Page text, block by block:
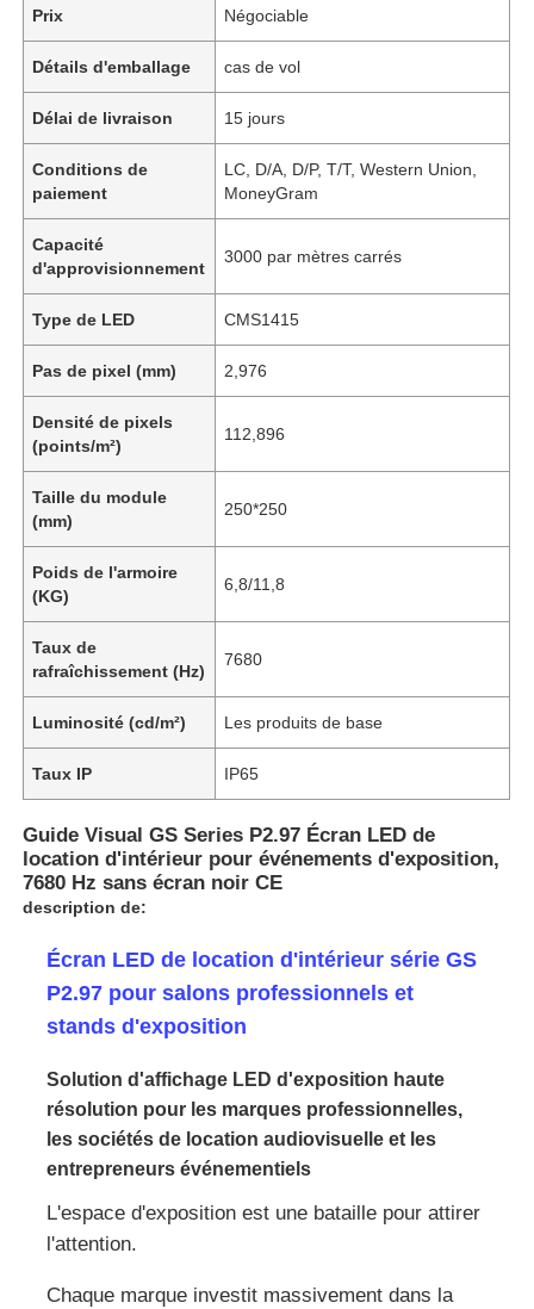
Prix Négociable
Détails d'emballage cas de vol
Délai de livraison 15 jours
Conditions de
paiement
LC, D/A, D/P, T/T, Western Union,
MoneyGram
Capacité
d'approvisionnement
3000 par mètres carrés
Type de LED CMS1415
Pas de pixel (mm) 2,976
Densité de pixels
(points/m²)
112,896
Taille du module
(mm)
250*250
Poids de l'armoire
(KG)
6,8/11,8
Taux de
rafraîchissement (Hz)
7680
Luminosité (cd/m²) Les produits de base
Taux IP IP65
Guide Visual GS Series P2.97 Écran LED de
location d'intérieur pour événements d'exposition,
7680 Hz sans écran noir CE
description de:
Écran LED de location d'intérieur série GS
P2.97 pour salons professionnels et
stands d'exposition
Solution d'affichage LED d'exposition haute
résolution pour les marques professionnelles,
les sociétés de location audiovisuelle et les
entrepreneurs événementiels
L'espace d'exposition est une bataille pour attirer
l'attention.
Chaque marque investit massivement dans la